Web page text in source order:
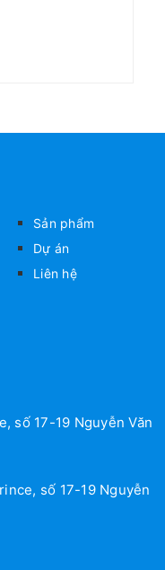
Sản phẩm
Dự án
Liên hệ
số 17-19 Nguyễn Văn
số 17-19 Nguyễn